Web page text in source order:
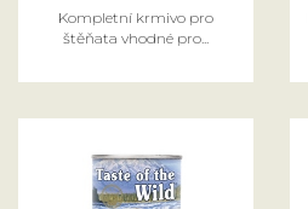
Kompletní krmivo pro
štěňata vhodné pro...